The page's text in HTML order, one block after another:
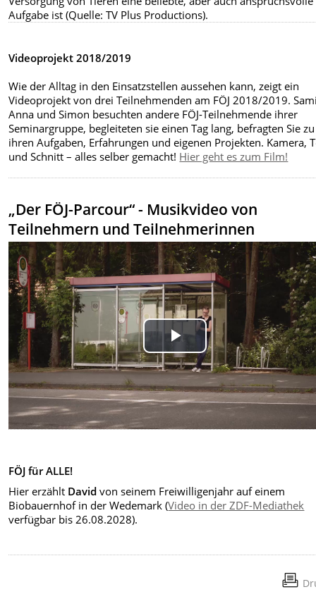
Aufgabe ist (Quelle: TV Plus Productions).
Videoprojekt 2018/2019
Wie der Alltag in den Einsatzstellen aussehen kann, zeigt ein
Videoprojekt von drei Teilnehmenden am FÖJ 2018/2019.
Anna und Simon besuchten andere FÖJ-Teilnehmende ihrer
Seminargruppe, begleiteten sie einen Tag lang, befragten Sie zu
ihren Aufgaben, Erfahrungen und eigenen Projekten. Kamera,
und Schnitt – alles selber gemacht! Hier geht es zum Film!
„Der FÖJ-Parcour“ - Musikvideo von
Teilnehmern und Teilnehmerinnen
Play
Video
FÖJ für ALLE!
Hier erzählt David von seinem Freiwilligenjahr auf einem
Biobauernhof in der Wedemark (Video in der ZDF-Mediathek
verfügbar bis 26.08.2028).